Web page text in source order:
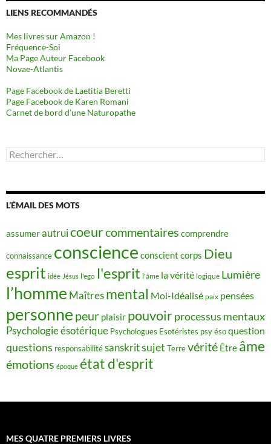
LIENS RECOMMANDÉS
Mes livres sur Amazon !
Fréquence-Soi
Ma Page Auteur Facebook
Novae-Atlantis
Page Facebook de Laetitia Beretti
Page Facebook de Karen Romani
Carnet de bord d’une Naturopathe
Rechercher :
L’ÉMAIL DES MOTS
assumerautruicoeurcommentaires comprendre
connaissance conscience conscient corps Dieu
esprit idée Jésus l'ego l'esprit l'âme la vérité logique Lumière
l’homme Maîtres mental Moi-Idéalisé paix pensées
personne peur plaisir pouvoirprocessus mentaux
Psychologie ésotérique Psychologues Esotéristes psy ésoquestion
questions responsabilitésanskritsujet Terrevérité Être âme
émotions époque état d'esprit
MES QUATRE PREMIERS LIVRES